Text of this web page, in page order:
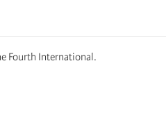
Fourth International.